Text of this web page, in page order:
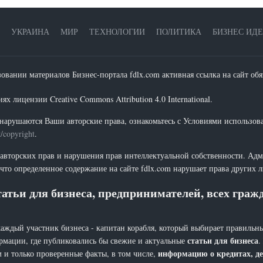
УКРАИНА МИР ТЕХНОЛОГИИ ПОЛИТИКА БИЗНЕС
материалов Бизнес-портала fdlx.com активная ссылка на сайт
лицензии Creative Commons Attribution 4.0 International.
Ваши авторские права, ознакомьтесь с Условиями
copyright.
прав и нарушения прав интеллектуальной собственности.
определенное содержание на сайте fdlx.com нарушает права других
для бизнеса, предпринимателей, всех
участник бизнеса - капитан корабля, который выбирает
где публиковались бы свежие и актуальные статьи для бизнеса.
только проверенные факты, в том числе, информацию о кредитах,